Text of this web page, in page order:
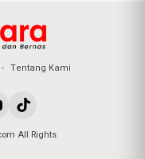
Tentang Kami
All Rights